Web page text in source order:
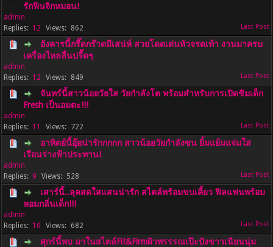
รักฟินจิกหมอน!
admin
12
862
อังคารนี้กรี๊ดกร๊าดมีเสน่ห์ สวยโดดเด่นหัวจรดเท้า งานมาครบ
เครื่องไหลลื่นปรื๊ดๆ
admin
12
849
จันทร์นี้สาวน้อยวัยใส วัยกำลังโต พร้อมสำหรับการเปิดชิมเด็ก
Fresh เป็นอมตะ!!!
admin
11
722
อาทิตย์นี้อุ๊ยน่ารักกกกก สาวน้อยวัยกำลังซน ยิ้มแย้มแจ่มใส
เรือนร่างฟ้าประทาน!
admin
9
528
เสาร์นี้..ลุคสดใสแสนน่ารัก สไตล์พร้อมขบเคี้ยว ฟิลแฟนพร้อม
หอมกลิ่นเด็ก!!!
admin
10
682
ศุกร์นี้พบ มาในสไตล์Fit&Firmผิวพรรรณเป๊ะปังขาวเนียนนุ่ม